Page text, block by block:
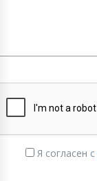
Я согласен с